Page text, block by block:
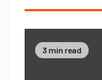
3 min read